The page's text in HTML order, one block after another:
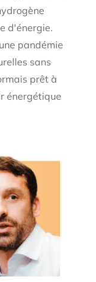
d'énergie.
pandémie
sans
prêt à
énergétique